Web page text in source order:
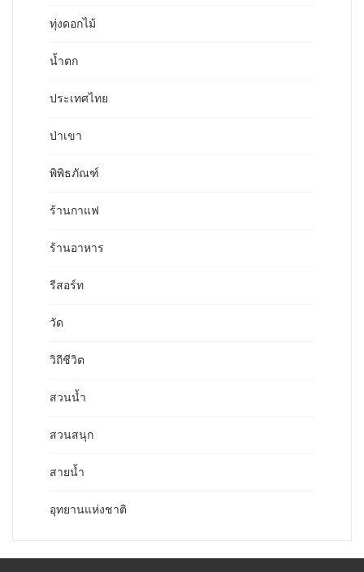
ทุ่งดอกไม้
น้ำตก
ประเทศไทย
ป่าเขา
พิพิธภัณฑ์
ร้านกาแฟ
ร้านอาหาร
รีสอร์ท
วัด
วิถีชีวิต
สวนน้ำ
สวนสนุก
สายน้ำ
อุทยานแห่งชาติ